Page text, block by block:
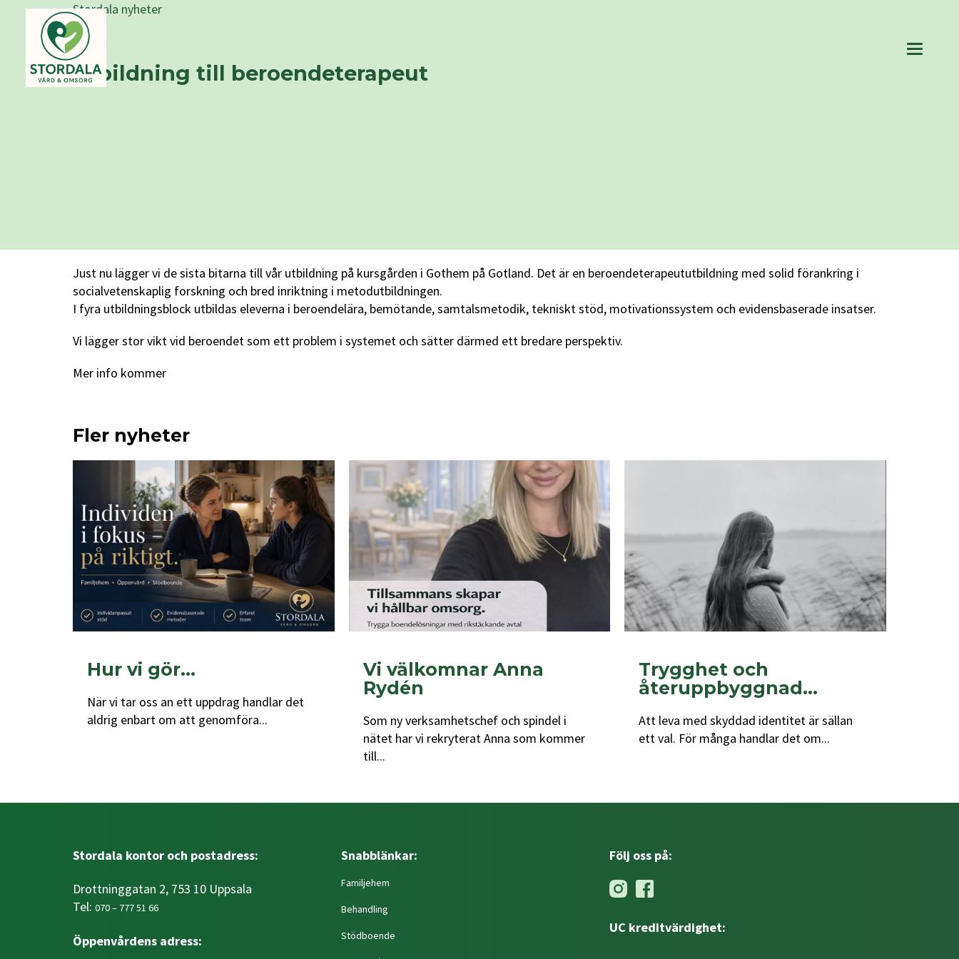
Stordala nyheter
Utbildning till beroendeterapeut
Just nu lägger vi de sista bitarna till vår utbildning på kursgården i Gothem på Gotland. Det är en beroendeterapeututbildning med solid förankring i
socialvetenskaplig forskning och bred inriktning i metodutbildningen.
I fyra utbildningsblock utbildas eleverna i beroendelära, bemötande, samtalsmetodik, tekniskt stöd, motivationssystem och evidensbaserade insatser.
Vi lägger stor vikt vid beroendet som ett problem i systemet och sätter därmed ett bredare perspektiv.
Mer info kommer
Fler nyheter
Hur vi gör…
När vi tar oss an ett uppdrag handlar det
aldrig enbart om att genomföra...
Vi välkomnar Anna
Rydén
Som ny verksamhetschef och spindel i
nätet har vi rekryterat Anna som kommer
till...
Trygghet och
återuppbyggnad...
Att leva med skyddad identitet är sällan
ett val. För många handlar det om...
Stordala kontor och postadress:
Drottninggatan 2, 753 10 Uppsala
Tel: 070 – 777 51 66
Öppenvårdens adress:
Snabblänkar:
Familjehem
Behandling
Stödboende
Följ oss på:
UC kreditvärdighet: